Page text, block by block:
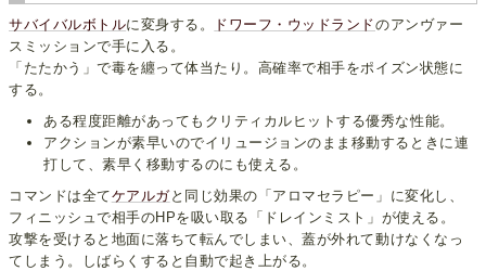
サバイバルボトルに変身する。 ドワーフ・ウッドランドのアンヴァー
スミッションで手に入る。
「たたかう」で毒を纏って体当たり。高確率で相手をポイズン状態に
する。
ある程度距離があってもクリティカルヒットする優秀な性能。
アクションが素早いのでイリュージョンのまま移動するときに連
打して、素早く移動するのにも使える。
コマンドは全てケアルガと同じ効果の「アロマセラピー」に変化し、
フィニッシュで相手のHPを吸い取る「ドレインミスト」が使える。
攻撃を受けると地面に落ちて転んでしまい、蓋が外れて動けなくなっ
てしまう。しばらくすると自動で起き上がる。